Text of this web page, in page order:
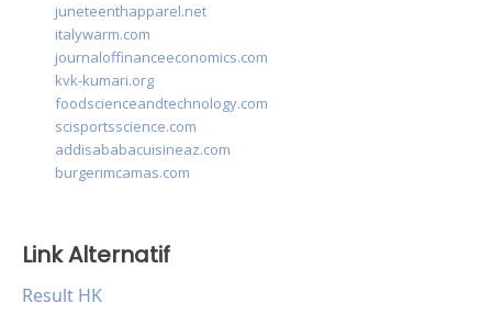
juneteenthapparel.net
italywarm.com
journaloffinanceeconomics.com
kvk-kumari.org
foodscienceandtechnology.com
scisportsscience.com
addisababacuisineaz.com
burgerimcamas.com
Link Alternatif
Result HK